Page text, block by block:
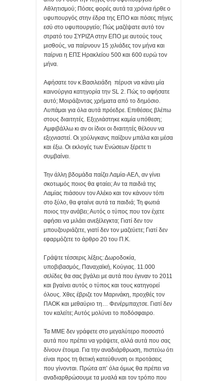
Αθλητισμού; Πόσες φορές αυτά τα χρόνια ήρθε ο
υφυπουργός στην έδρα της ΕΠΟ και πόσες πήγες
εσύ στο υφυπουργείο; Πώς μαζέψατε αυτό τον
στρατό του ΣΥΡΙΖΑ στην ΕΠΟ με αυτούς τους
μισθούς, να παίρνουν 15 χιλιάδες τον μήνα και
παίρνει η ΕΠΣ Ηρακλείου 500 και 600 ευρώ τον
μήνα.
Αφήσατε τον κ.Βασιλειάδη πέρυσι να κάνει μία
καινούργια κατηγορία την SL 2. Πώς το αφήσατε
αυτό; Μοιράζοντας χρήματα από το δημόσιο.
Λυπάμαι για όλα αυτά πρόεδρε. Επιθέσεις βλέπω
στους διαιτητές. Εξιχνιάστηκε καμία υπόθεση;
Αμφιβάλλω κι αν οι ίδιοι οι διαιτητές θέλουν να
εξιχνιαστεί. Οι χούλιγκανς παίζουν μπάλα και μέσα
και έξω. Οι εκλογές των Ενώσεων ξέρετε τι
συμβαίνει.
Την άλλη βδομάδα παίζει Λαμία-ΑΕΛ, αν γίνει
σκοτωμός ποιος θα φταίει; Αν τα παιδιά της
Λαμίας πιάσουν τον Αλέκο και τον κάνουν τόπι
στο ξύλο, θα φταίνε αυτά τα παιδιά; Τη φωτιά
ποιος την ανάβει; Αυτός ο τύπος που τον έχετε
αφήσει να μιλάει ανεξέλεγκτα; Γιατί δεν τον
μπουζουριάζετε, γιατί δεν τον μαζεύετε; Γιατί δεν
εφαρμόζετε το άρθρο 20 του Π.Κ.
Γράψτε τέσσερις λέξεις: Δωροδοκία,
υποβιβασμός, Παναχαϊκή, Κούγιας. 11.000
σελίδες θα σας βγάλει με αυτά που έγιναν το 2011
και βγαίνει αυτός ο τύπος και τους κατηγορεί
όλους. Χθες έβριζε τον Μαρινάκη, προχθές τον
ΠΑΟΚ και μεθαύριο τη… Φενέρμπαχτσε. Γιατί δεν
τον καλείτε; Αυτός μολύνει το ποδόσφαιρο.
Τα ΜΜΕ δεν γράφετε στο μεγαλύτερο ποσοστό
αυτά που πρέπει να γράψετε, αλλά αυτά που σας
δίνουν έτοιμα. Για την αναδιάρθρωση, πιστεύω ότι
είναι προς τη θετική κατεύθυνση οι προτάσεις
που γίνονται. Πρώτα απ’ όλα όμως θα πρέπει να
αναδιαρθρώσουμε τα μυαλά και τον τρόπο που